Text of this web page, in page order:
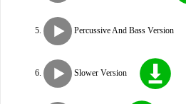
Percussive And Bass Version
Slower Version